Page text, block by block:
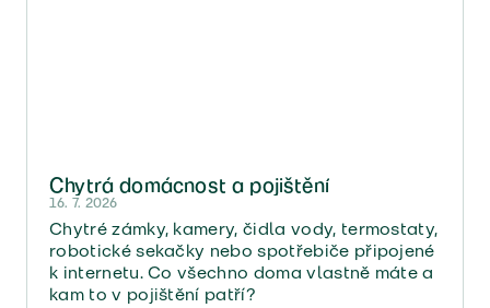
Chytrá domácnost a pojištění
16. 7. 2026
Chytré zámky, kamery, čidla vody, termostaty,
robotické sekačky nebo spotřebiče připojené
k internetu. Co všechno doma vlastně máte a
kam to v pojištění patří?